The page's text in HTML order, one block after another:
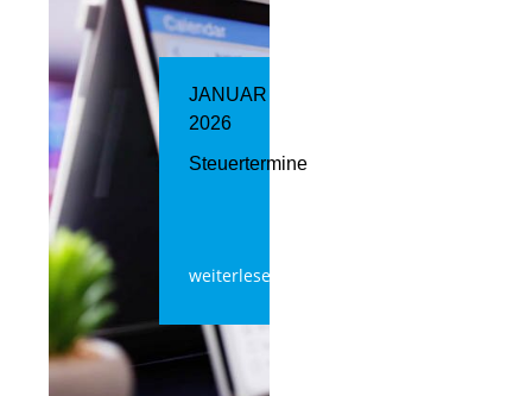
JANUAR
2026
Steuertermine
weiterlesen